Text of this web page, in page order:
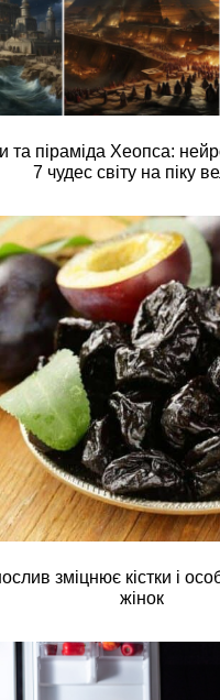
та піраміда Хеопса:
7 чудес світу на піку
зміцнює кістки і
жінок